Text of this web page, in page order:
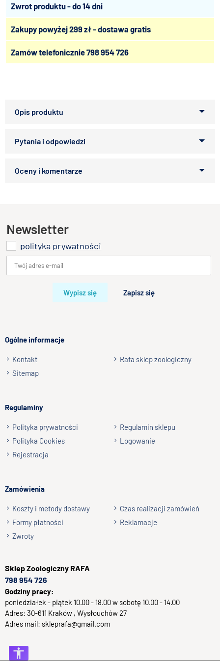
Zwrot produktu - do 14 dni
Zakupy powyżej 299 zł - dostawa gratis
Zamów telefonicznie798 954 726
Bardzo łatwa do utrzymania w czystości - można ją myć
wykonanych z innych tworzyw.
Wymiary:
Zapytaj o produkt
Dodaj opinię o produkcie
Twoja ocena
Wyślij opinię
Newsletter
polityka prywatności
Wypisz się Zapisz się
Ogólne informacje
Kontakt
Rafa sklep zoologiczny
Sitemap
Regulaminy
Polityka prywatności
Regulamin sklepu
Polityka Cookies
Logowanie
Rejestracja
Zamówienia
Koszty i metody dostawy
Czas realizacji zamówień
Formy płatności
Reklamacje
Zwroty
SklepZoologiczny RAFA
798 954 726
Godziny pracy:
poniedziałek - piątek 10.00 - 18.00 w sobotę 10.00 - 14.00
Adres: 30-611 Kraków , Wysłouchów 27
Adres mail: skleprafa@gmail.com